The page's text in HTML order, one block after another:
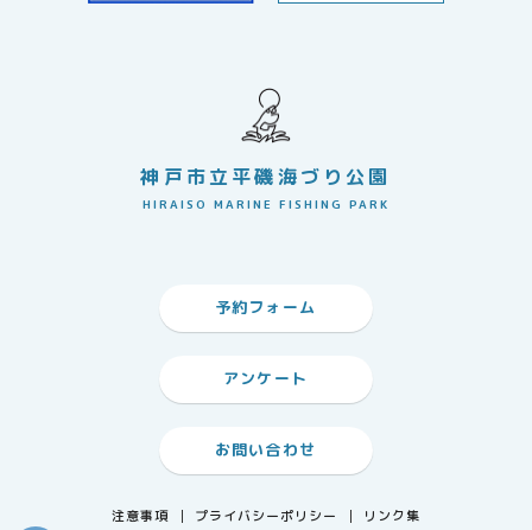
神戸市立平磯海づり公園
HIRAISO MARINE FISHING PARK
予約フォーム
アンケート
お問い合わせ
注意事項 プライバシーポリシー リンク集